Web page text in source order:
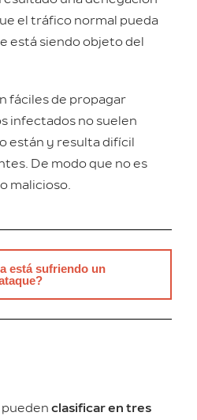
el tráfico normal pueda
está siendo objeto del
fáciles de propagar
infectados no suelen
están y resulta difícil
De modo que no es
malicioso.
está sufriendo un
puedenclasificar en tres